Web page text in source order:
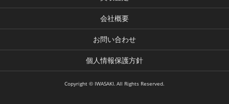
会社概要
お問い合わせ
個人情報保護方針
Copyright © IWASAKI. All Rights Reserved.